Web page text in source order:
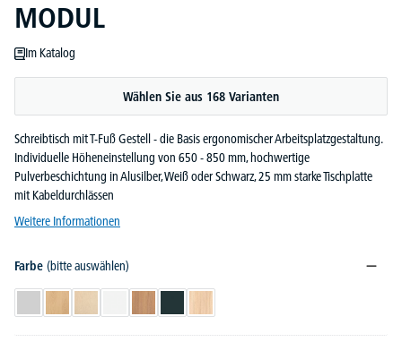
MODUL
Im Katalog
Wählen Sie aus 168 Varianten
Schreibtisch mit T-Fuß Gestell - die Basis ergonomischer Arbeitsplatzgestaltung.
Individuelle Höheneinstellung von 650 - 850 mm, hochwertige
Pulverbeschichtung in Alusilber, Weiß oder Schwarz, 25 mm starke Tischplatte
mit Kabeldurchlässen
Weitere Informationen
Farbe (bitte auswählen)
LichtgrauBuchedekorAhorndekor
Weiß NussdekorAnthrazitEiche hell